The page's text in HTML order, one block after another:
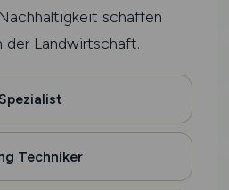
schaffen
der Landwirtschaft.
Techniker